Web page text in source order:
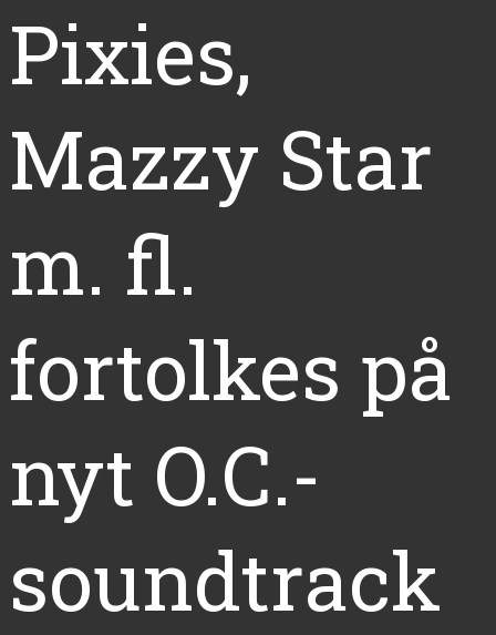
Pixies,
Mazzy Star
m. fl.
fortolkes på
nyt O.C.-
soundtrack